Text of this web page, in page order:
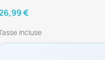
€
incluse